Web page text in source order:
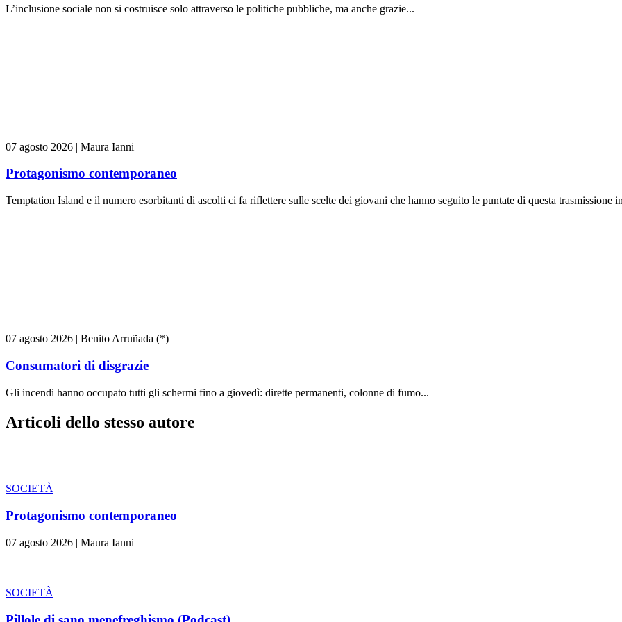
L’inclusione sociale non si costruisce solo attraverso le politiche pubbliche, ma anche grazie...
07 agosto 2026 | Maura Ianni
Protagonismo contemporaneo
Temptation Island e il numero esorbitanti di ascolti ci fa riflettere sulle scelte dei giovani che hanno seguito le puntate di questa trasmissione
07 agosto 2026 | Benito Arruñada (*)
Consumatori di disgrazie
Gli incendi hanno occupato tutti gli schermi fino a giovedì: dirette permanenti, colonne di fumo...
Articoli dello stesso autore
SOCIETÀ
Protagonismo contemporaneo
07 agosto 2026 | Maura Ianni
SOCIETÀ